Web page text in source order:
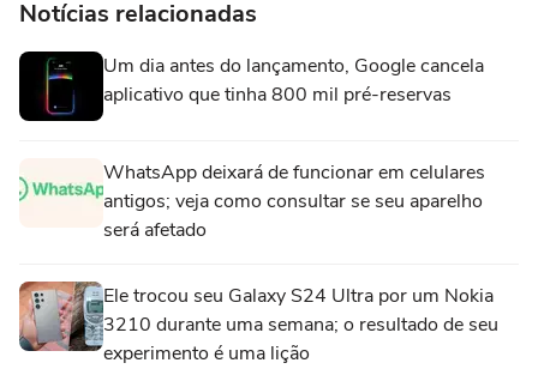
Notícias relacionadas
Um dia antes do lançamento, Google cancela
aplicativo que tinha 800 mil pré-reservas
WhatsApp deixará de funcionar em celulares
antigos; veja como consultar se seu aparelho
será afetado
Ele trocou seu Galaxy S24 Ultra por um Nokia
3210 durante uma semana; o resultado de seu
experimento é uma lição